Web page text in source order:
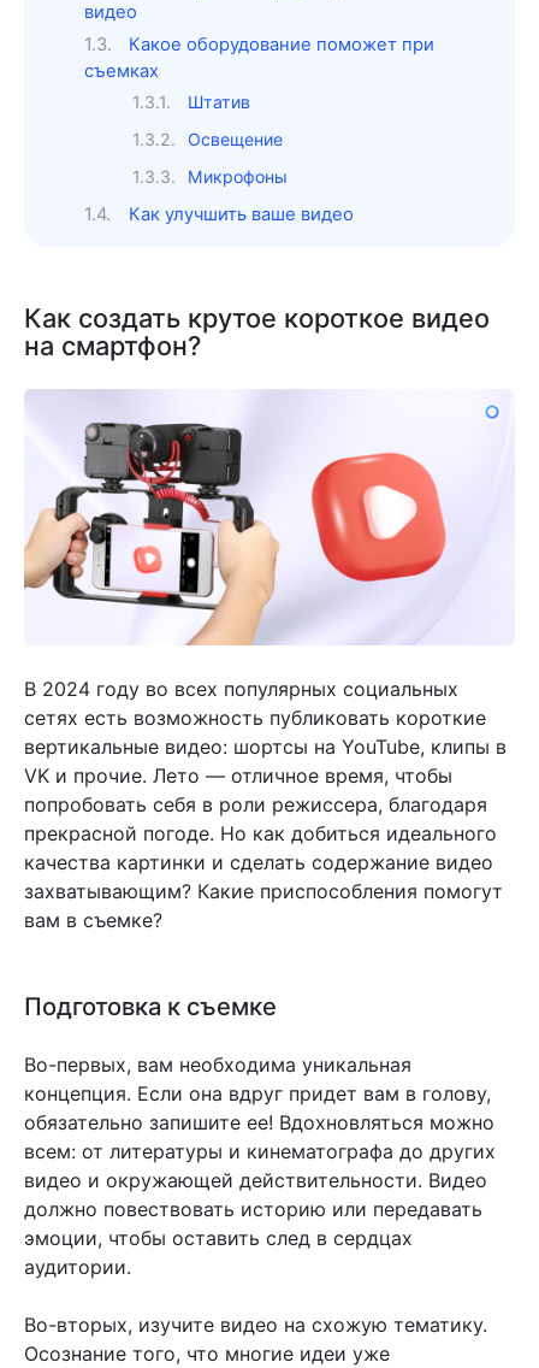
видео
Какое оборудование поможет при
съемках
Штатив
Освещение
Микрофоны
Как улучшить ваше видео
Как создать крутое короткое видео
на смартфон?
В 2024 году во всех популярных социальных
сетях есть возможность публиковать короткие
вертикальные видео: шортсы на YouTube, клипы в
VK и прочие. Лето — отличное время, чтобы
попробовать себя в роли режиссера, благодаря
прекрасной погоде. Но как добиться идеального
качества картинки и сделать содержание видео
захватывающим? Какие приспособления помогут
вам в съемке?
Подготовка к съемке
Во-первых, вам необходима уникальная
концепция. Если она вдруг придет вам в голову,
обязательно запишите ее! Вдохновляться можно
всем: от литературы и кинематографа до других
видео и окружающей действительности. Видео
должно повествовать историю или передавать
эмоции, чтобы оставить след в сердцах
аудитории.
Во-вторых, изучите видео на схожую тематику.
Осознание того, что многие идеи уже